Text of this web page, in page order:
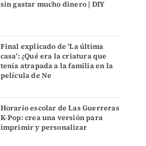
sin gastar mucho dinero | DIY
Final explicado de ‘La última
casa’: ¿Qué era la criatura que
tenía atrapada a la familia en la
película de Ne
Horario escolar de Las Guerreras
K-Pop: crea una versión para
imprimir y personalizar